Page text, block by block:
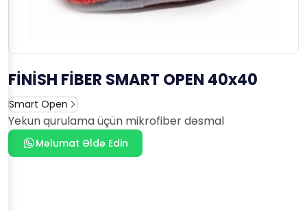
FİNİSH FİBER SMART OPEN 40x40
Smart Open
Yekun qurulama üçün mikrofiber dəsmal
Məlumat Əldə Edin